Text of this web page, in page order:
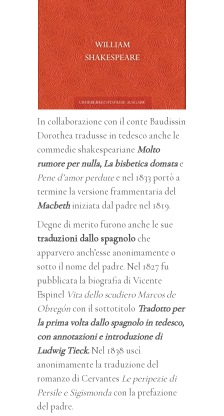
In collaborazione con il conte Baudissin
Dorothea tradusse in tedesco anche le
commedie shakespeariane Molto
rumore per nulla, La bisbetica domatae
Pene d’amor perdutee nel 1833 portò a
termine la versione frammentaria del
Macbeth iniziata dal padre nel 1819.
Degne di merito furono anche le sue
traduzioni dallo spagnoloche
apparvero anch’esse anonimamente o
sotto il nome del padre. Nel 1827 fu
pubblicata la biografia di Vicente
Espinel Vita dello scudiero Marcos de
Obregóncon il sottotitolo Tradotto per
la prima volta dallo spagnolo in tedesco,
con annotazioni e introduzione di
Ludwig Tieck.Nel 1838 uscì
anonimamente la traduzione del
romanzo di Cervantes Le peripezie di
Persile e Sigismondacon la prefazione
del padre.